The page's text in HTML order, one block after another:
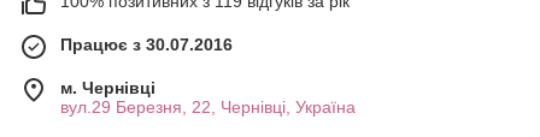
Працює з 30.07.2016
м. Чернівці
вул.29 Березня, 22, Чернівці, Україна